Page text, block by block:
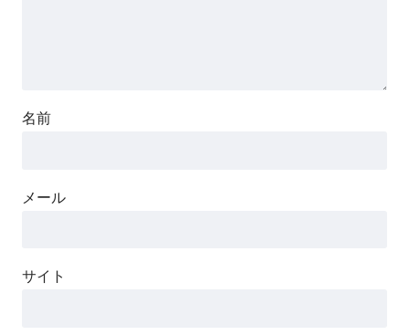
名前
メール
サイト